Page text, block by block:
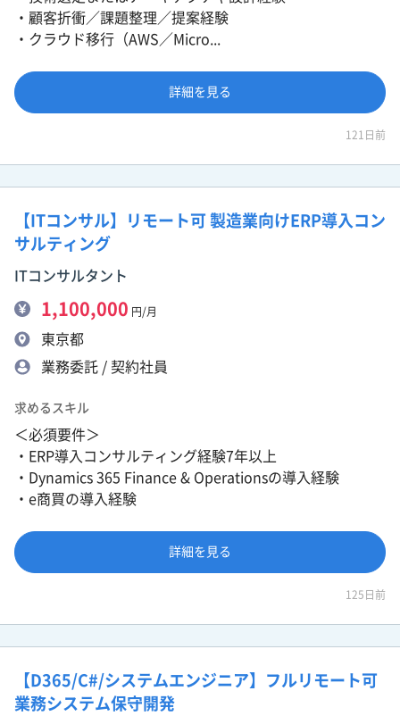
・顧客折衝／課題整理／提案経験
・クラウド移行（AWS／Micro...
詳細を見る
121日前
【ITコンサル】リモート可 製造業向けERP導入コン
サルティング
ITコンサルタント
1,100,000 円/月
東京都
業務委託 / 契約社員
求めるスキル
＜必須要件＞
・ERP導入コンサルティング経験7年以上
・Dynamics 365 Finance & Operationsの導入経験
・e商買の導入経験
詳細を見る
125日前
【D365/C#/システムエンジニア】フルリモート可
業務システム保守開発